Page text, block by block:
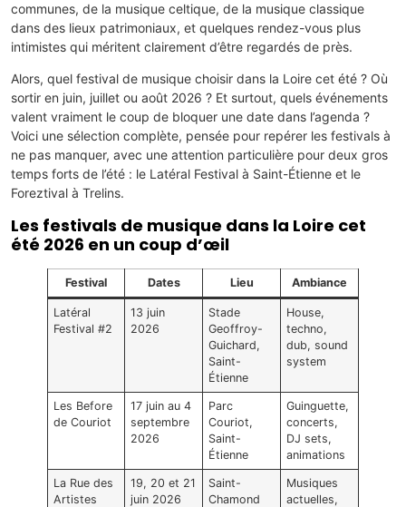
communes, de la musique celtique, de la musique classique
dans des lieux patrimoniaux, et quelques rendez-vous plus
intimistes qui méritent clairement d’être regardés de près.
Alors, quel festival de musique choisir dans la Loire cet été ? Où
sortir en juin, juillet ou août 2026 ? Et surtout, quels événements
valent vraiment le coup de bloquer une date dans l’agenda ?
Voici une sélection complète, pensée pour repérer les festivals à
ne pas manquer, avec une attention particulière pour deux gros
temps forts de l’été : le Latéral Festival à Saint-Étienne et le
Foreztival à Trelins.
Les festivals de musique dans la Loire cet
été 2026 en un coup d’œil
Festival Dates Lieu Ambiance
Latéral
Festival #2
13 juin
2026
Stade
Geoffroy-
Guichard,
Saint-
Étienne
House,
techno,
dub, sound
system
Les Before
de Couriot
17 juin au 4
septembre
2026
Parc
Couriot,
Saint-
Étienne
Guinguette,
concerts,
DJ sets,
animations
La Rue des
Artistes
19, 20 et 21
juin 2026
Saint-
Chamond
Musiques
actuelles,